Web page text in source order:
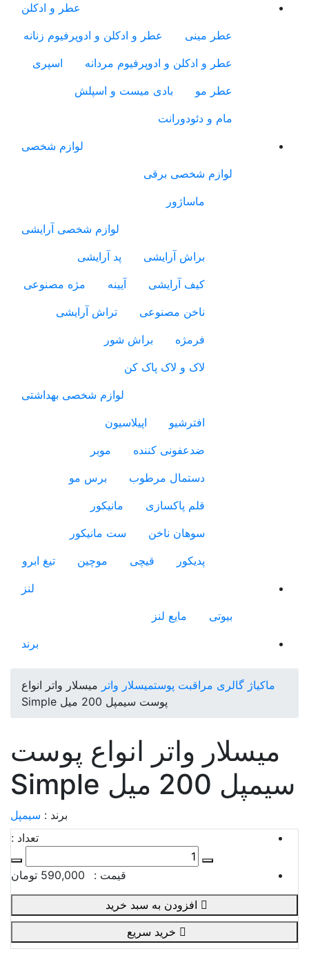
عطر و ادکلن
عطر مینی
عطر و ادکلن و ادوپرفیوم زنانه
عطر و ادکلن و ادوپرفیوم مردانه
اسپری
عطر مو
بادی میست و اسپلش
مام و دئودورانت
لوازم شخصی
لوازم شخصی برقی
ماساژور
لوازم شخصی آرایشی
براش آرایشی
پد آرایشی
کیف آرایشی
آیینه
مژه مصنوعی
ناخن مصنوعی
تراش آرایشی
فرمژه
براش شور
لاک و لاک پاک کن
لوازم شخصی بهداشتی
افترشیو
اپیلاسیون
ضدعفونی کننده
موبر
دستمال مرطوب
برس مو
قلم پاکسازی
مانیکور
سوهان ناخن
ست مانیکور
پدیکور
قیچی موچین
تیغ ابرو
لنز
بیوتی
مایع لنز
برند
ماکیاژ گالری مراقبت پوستمیسلار واتر میسلار واتر انواع
پوست سیمپل 200 میل Simple
میسلار واتر انواع پوست
سیمپل 200 میل Simple
برند : سیمپل
تعداد :
قیمت : 590,000 تومان